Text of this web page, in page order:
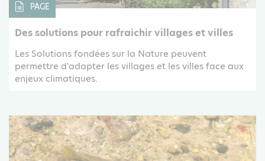
PAGE
Des solutions pour rafraichir villages et villes
Les Solutions fondées sur la Nature peuvent
permettre d'adapter les villages et les villes face aux
enjeux climatiques.